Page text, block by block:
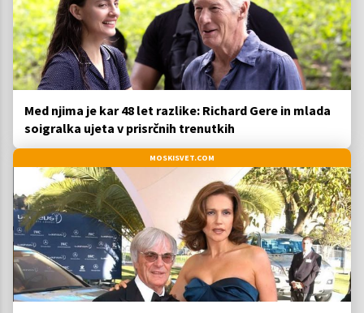
Med njima je kar 48 let razlike: Richard Gere in mlada
soigralka ujeta v prisrčnih trenutkih
MOSKISVET.COM